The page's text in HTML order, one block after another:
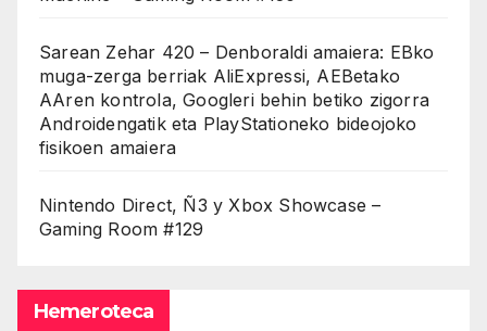
Sarean Zehar 420 – Denboraldi amaiera: EBko
muga-zerga berriak AliExpressi, AEBetako
AAren kontrola, Googleri behin betiko zigorra
Androidengatik eta PlayStationeko bideojoko
fisikoen amaiera
Nintendo Direct, Ñ3 y Xbox Showcase –
Gaming Room #129
Hemeroteca